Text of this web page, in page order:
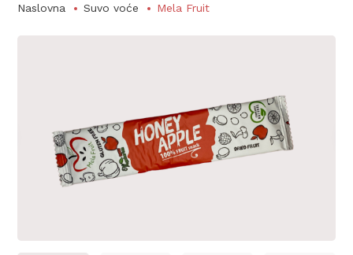
Naslovna Suvo voće Mela Fruit